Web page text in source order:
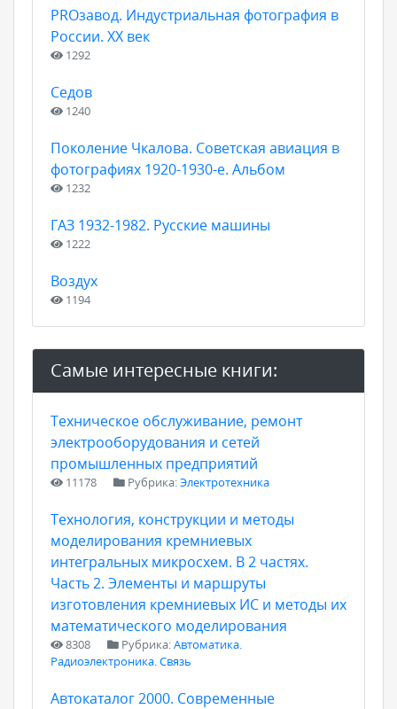
PROзавод. Индустриальная фотография в
России. ХХ век
1292
Седов
1240
Поколение Чкалова. Советская авиация в
фотографиях 1920-1930-е. Альбом
1232
ГАЗ 1932-1982. Русские машины
1222
Воздух
1194
Самые интересные книги:
Техническое обслуживание, ремонт
электрооборудования и сетей
промышленных предприятий
11178 Рубрика:Электротехника
Технология, конструкции и методы
моделирования кремниевых
интегральных микросхем. В 2 частях.
Часть 2. Элементы и маршруты
изготовления кремниевых ИС и методы их
математического моделирования
8308 Рубрика:Автоматика.
Радиоэлектроника. Связь
Автокаталог 2000. Современные